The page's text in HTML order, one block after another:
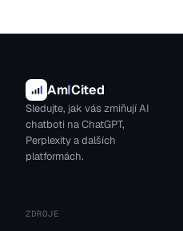
AmICited
Sledujte, jak vás zmiňují AI
chatboti na ChatGPT,
Perplexity a dalších
platformách.
ZDROJE